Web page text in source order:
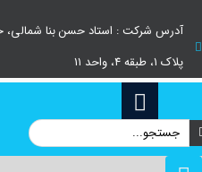
آدرس شرکت : استاد حسن بنا شمالی،
پلاک ۱، طبقه ۴، واحد ۱۱